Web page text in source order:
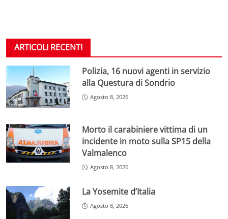
ARTICOLI RECENTI
Polizia, 16 nuovi agenti in servizio
alla Questura di Sondrio
Agosto 8, 2026
Morto il carabiniere vittima di un
incidente in moto sulla SP15 della
Valmalenco
Agosto 8, 2026
La Yosemite d’Italia
Agosto 8, 2026